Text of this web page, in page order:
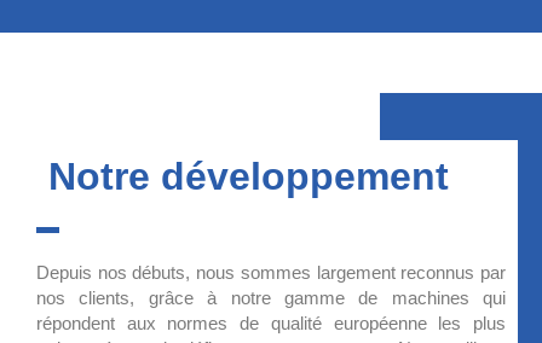
Notre développement
Depuis nos débuts, nous sommes largement reconnus par
nos clients, grâce à notre gamme de machines qui
répondent aux normes de qualité européenne les plus